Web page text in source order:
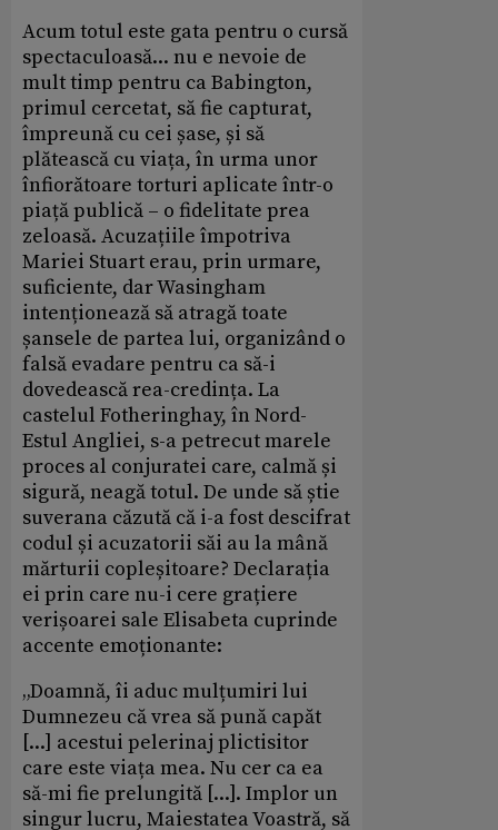
Acum totul este gata pentru o cursă
spectaculoasă... nu e nevoie de
mult timp pentru ca Babington,
primul cercetat, să fie capturat,
împreună cu cei șase, și să
plătească cu viața, în urma unor
înfiorătoare torturi aplicate într-o
piață publică – o fidelitate prea
zeloasă. Acuzațiile împotriva
Mariei Stuart erau, prin urmare,
suficiente, dar Wasingham
intenționează să atragă toate
șansele de partea lui, organizând o
falsă evadare pentru ca să-i
dovedească rea-credința. La
castelul Fotheringhay, în Nord-
Estul Angliei, s-a petrecut marele
proces al conjuratei care, calmă și
sigură, neagă totul. De unde să știe
suverana căzută că i-a fost descifrat
codul și acuzatorii săi au la mână
mărturii copleșitoare? Declarația
ei prin care nu-i cere grațiere
verișoarei sale Elisabeta cuprinde
accente emoționante:
„Doamnă, îi aduc mulțumiri lui
Dumnezeu că vrea să pună capăt
[...] acestui pelerinaj plictisitor
care este viața mea. Nu cer ca ea
să-mi fie prelungită [...]. Implor un
singur lucru, Maiestatea Voastră, să